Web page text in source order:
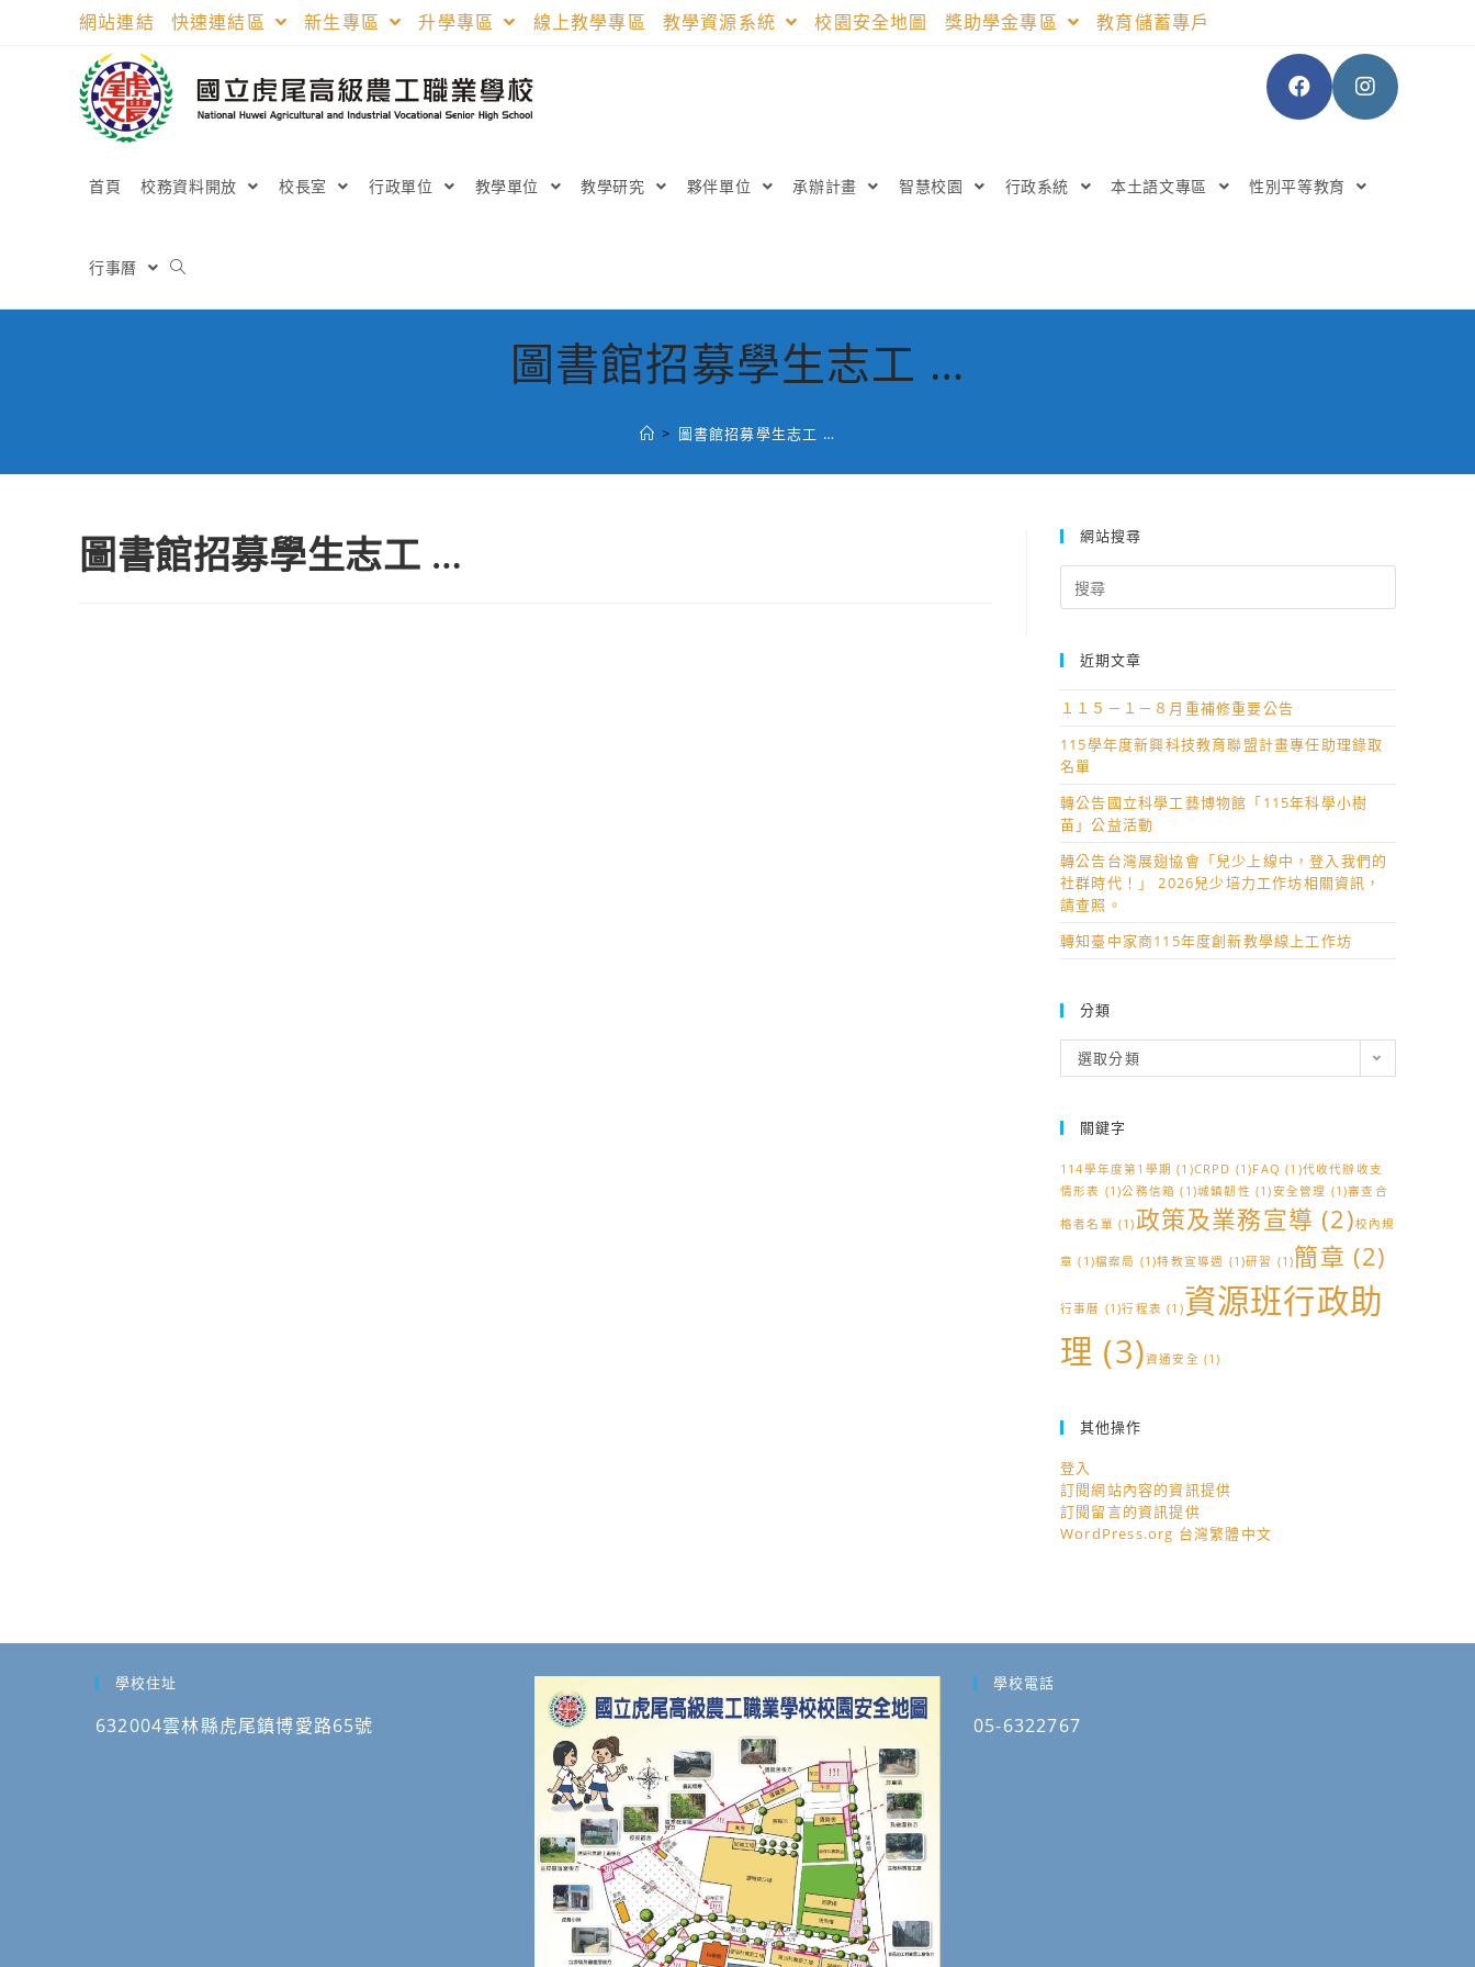
網站連結 快速連結區 新生專區 升學專區 線上教學專區 教學資源系統 校園安全地圖 獎助學金專區 教育儲蓄專戶
首頁 校務資料開放 校長室 行政單位 教學單位 教學研究 夥伴單位 承辦計畫 智慧校園 行政系統 本土語文專區 性別平等教育
行事曆
圖書館招募學生志工 …
> 圖書館招募學生志工 …
圖書館招募學生志工 …
網站搜尋
for:
近期文章
１１５－１－８月重補修重要公告
115學年度新興科技教育聯盟計畫專任助理錄取
名單
轉公告國立科學工藝博物館「115年科學小樹
苗」公益活動
轉公告台灣展翅協會「兒少上線中，登入我們的
社群時代！」 2026兒少培力工作坊相關資訊，
請查照。
轉知臺中家商115年度創新教學線上工作坊
分類
類
選取分類
關鍵字
114學年度第1學期 (1)CRPD (1)FAQ (1)代收代辦收支
情形表 (1)公務信箱 (1)城鎮韌性 (1)安全管理 (1)審查合
格者名單 (1)政策及業務宣導 (2)校內規
章 (1)檔案局 (1)特教宣導週 (1)研習 (1)簡章 (2)
行事曆 (1)行程表 (1)資源班行政助
理 (3)資通安全 (1)
其他操作
登入
訂閱網站內容的資訊提供
訂閱留言的資訊提供
WordPress.org 台灣繁體中文
學校住址
632004雲林縣虎尾鎮博愛路65號
學校電話
05-6322767